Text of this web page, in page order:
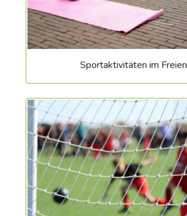
Sportaktivitäten im Freien